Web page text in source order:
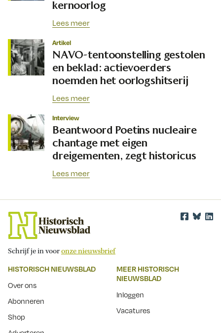
kernoorlog
Lees meer
Artikel
NAVO-tentoonstelling gestolen
en beklad: actievoerders
noemden het oorlogshitserij
Lees meer
Interview
Beantwoord Poetins nucleaire
chantage met eigen
dreigementen, zegt historicus
Lees meer
Schrijf je in vooronze nieuwsbrief
HISTORISCH NIEUWSBLAD
Over ons
Abonneren
Shop
MEER HISTORISCH
NIEUWSBLAD
Inloggen
Vacatures